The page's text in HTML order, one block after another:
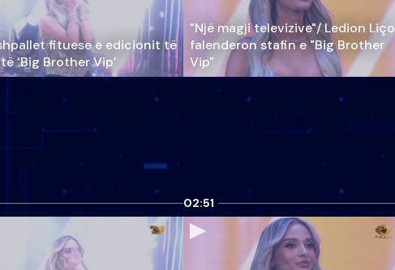
fituese e edicionit të
‘Big Brother Vip’
"Një magji televizive"/ Ledion Liço
falenderon stafin e "Big Brother
Vip"
02:51